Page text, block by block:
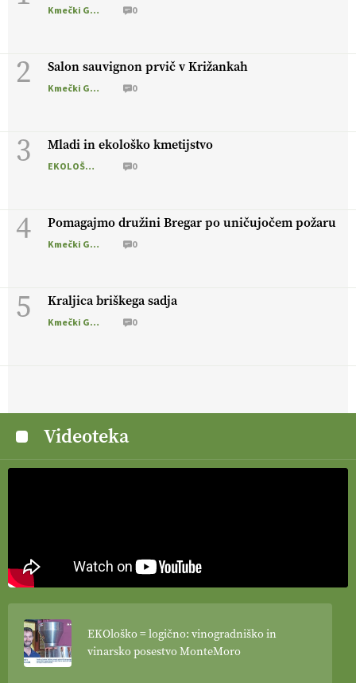
Kmečki Glas 0
2 Salon sauvignon prvič v Križankah
Kmečki Glas 0
3 Mladi in ekološko kmetijstvo
EKOLOŠKO LOGIČNO 0
4 Pomagajmo družini Bregar po uničujočem požaru
Kmečki Glas 0
5 Kraljica briškega sadja
Kmečki Glas 0
Videoteka
EKOloško = logično: vinogradniško in
vinarsko posestvo MonteMoro